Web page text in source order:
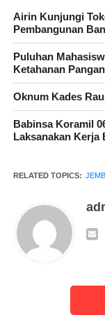
Untuk itu, kata dia,
bisa dilakukan
yang melintas.
“Kami masyarakat
saat ini belum ada
Apalagi jembatan
tetapi belum ada
Airin Kunjungi
Pembangunan
Puluhan
Ketahanan Pangan
Oknum Kades
Babinsa Koramil
Laksanakan Kerja
RELATED TOPICS: